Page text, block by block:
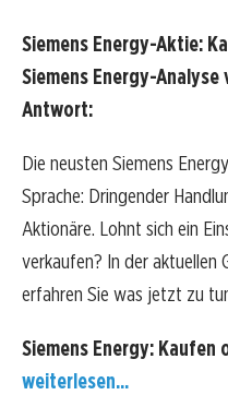
Siemens Energy-Aktie:
Siemens Energy-
Antwort:
Die neusten Siemens
Sprache: Dringender
Aktionäre. Lohnt sich ein
verkaufen? In der aktuellen
erfahren Sie was jetzt zu
Siemens Energy: Kaufen
weiterlesen...